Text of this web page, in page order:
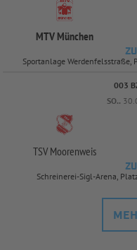
MTV München
Sportanlage Werdenfelsstraße,
003
SO..
TSV Moorenweis
Schreinerei-Sigl-Arena,